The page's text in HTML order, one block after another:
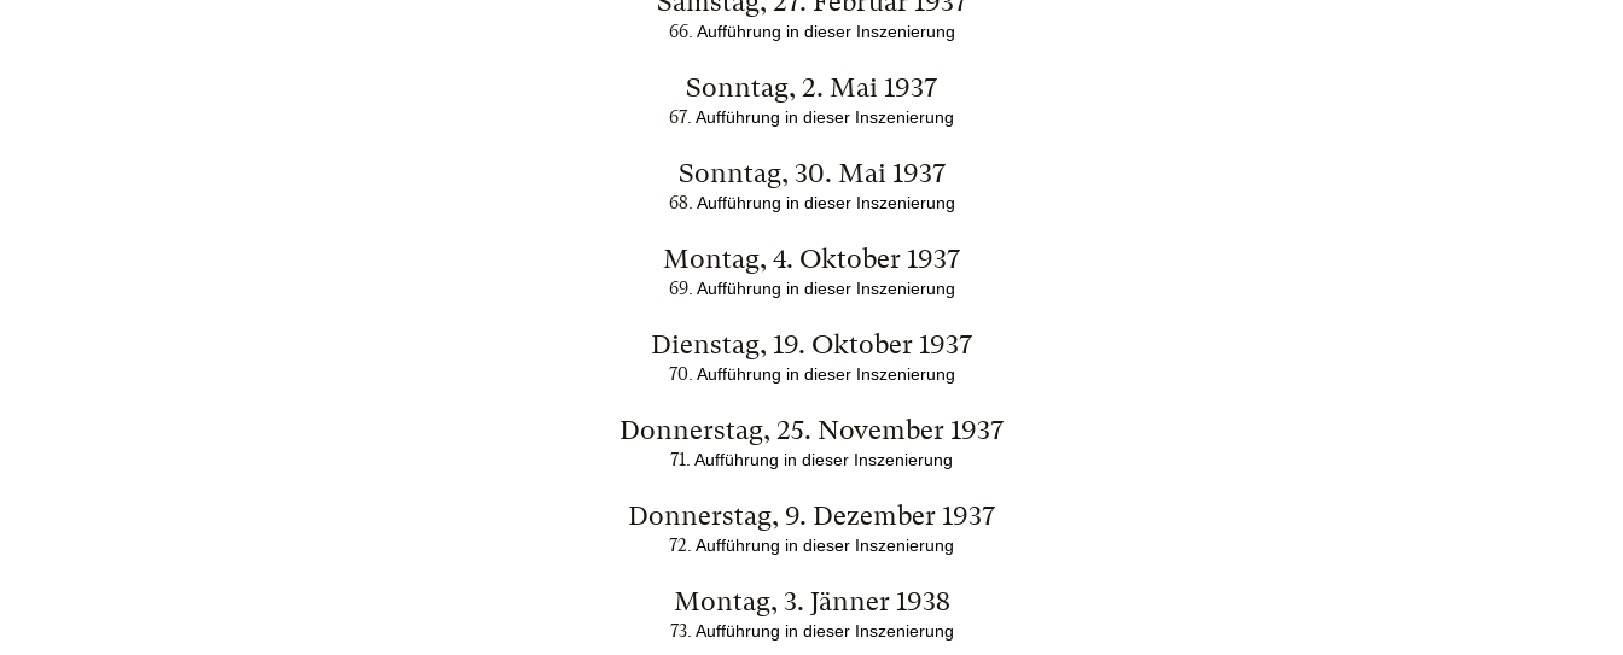
66. Aufführung in dieser Inszenierung
Sonntag, 2. Mai 1937
67 . Aufführung in dieser Inszenierung
Sonntag, 30. Mai 1937
68. Aufführung in dieser Inszenierung
Montag, 4. Oktober 1937
69. Aufführung in dieser Inszenierung
Dienstag, 19. Oktober 1937
70. Aufführung in dieser Inszenierung
Donnerstag, 25. November 1937
71 . Aufführung in dieser Inszenierung
Donnerstag, 9. Dezember 1937
72 . Aufführung in dieser Inszenierung
Montag, 3. Jänner 1938
73. Aufführung in dieser Inszenierung